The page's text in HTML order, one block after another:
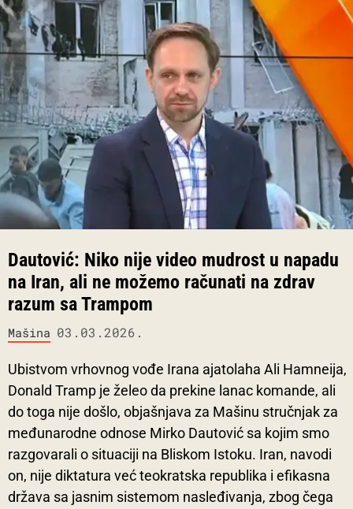
Dautović: Niko nije video mudrost u napadu
na Iran, ali ne možemo računati na zdrav
razum sa Trampom
Mašina 03.03.2026.
Ubistvom vrhovnog vođe Irana ajatolaha Ali Hamneija,
Donald Tramp je želeo da prekine lanac komande, ali
do toga nije došlo, objašnjava za Mašinu stručnjak za
međunarodne odnose Mirko Dautović sa kojim smo
razgovarali o situaciji na Bliskom Istoku. Iran, navodi
on, nije diktatura već teokratska republika i efikasna
država sa jasnim sistemom nasleđivanja, zbog čega